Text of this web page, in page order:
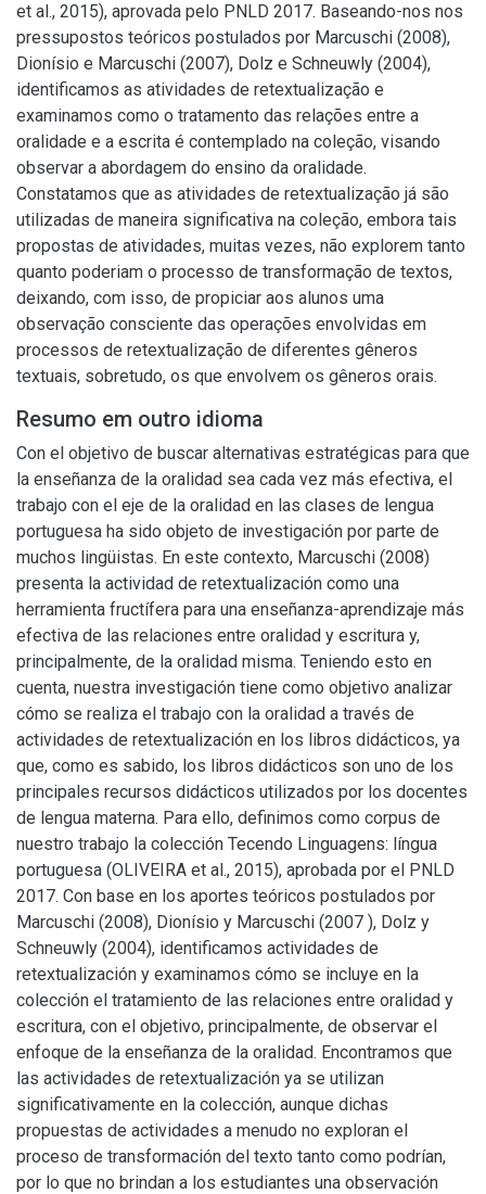
et al., 2015), aprovada pelo PNLD 2017. Baseando-nos nos
pressupostos teóricos postulados por Marcuschi (2008),
Dionísio e Marcuschi (2007), Dolz e Schneuwly (2004),
identificamos as atividades de retextualização e
examinamos como o tratamento das relações entre a
oralidade e a escrita é contemplado na coleção, visando
observar a abordagem do ensino da oralidade.
Constatamos que as atividades de retextualização já são
utilizadas de maneira significativa na coleção, embora tais
propostas de atividades, muitas vezes, não explorem tanto
quanto poderiam o processo de transformação de textos,
deixando, com isso, de propiciar aos alunos uma
observação consciente das operações envolvidas em
processos de retextualização de diferentes gêneros
textuais, sobretudo, os que envolvem os gêneros orais.
Resumo em outro idioma
Con el objetivo de buscar alternativas estratégicas para que
la enseñanza de la oralidad sea cada vez más efectiva, el
trabajo con el eje de la oralidad en las clases de lengua
portuguesa ha sido objeto de investigación por parte de
muchos lingüistas. En este contexto, Marcuschi (2008)
presenta la actividad de retextualización como una
herramienta fructífera para una enseñanza-aprendizaje más
efectiva de las relaciones entre oralidad y escritura y,
principalmente, de la oralidad misma. Teniendo esto en
cuenta, nuestra investigación tiene como objetivo analizar
cómo se realiza el trabajo con la oralidad a través de
actividades de retextualización en los libros didácticos, ya
que, como es sabido, los libros didácticos son uno de los
principales recursos didácticos utilizados por los docentes
de lengua materna. Para ello, definimos como corpus de
nuestro trabajo la colección Tecendo Linguagens: língua
portuguesa (OLIVEIRA et al., 2015), aprobada por el PNLD
2017. Con base en los aportes teóricos postulados por
Marcuschi (2008), Dionísio y Marcuschi (2007 ), Dolz y
Schneuwly (2004), identificamos actividades de
retextualización y examinamos cómo se incluye en la
colección el tratamiento de las relaciones entre oralidad y
escritura, con el objetivo, principalmente, de observar el
enfoque de la enseñanza de la oralidad. Encontramos que
las actividades de retextualización ya se utilizan
significativamente en la colección, aunque dichas
propuestas de actividades a menudo no exploran el
proceso de transformación del texto tanto como podrían,
por lo que no brindan a los estudiantes una observación